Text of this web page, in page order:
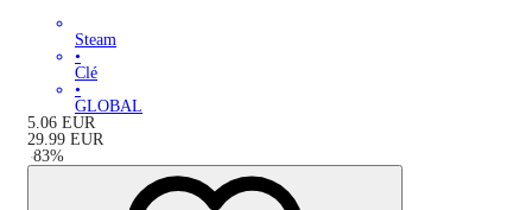
Steam
•
Clé
•
GLOBAL
5.06 EUR
29.99 EUR
-83%